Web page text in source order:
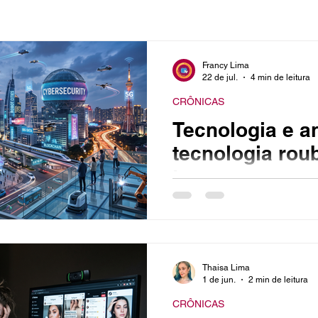
Tecnologia e
tecnologia
tempo
momentos a sós, com a família ou
constroem sites, aplicativos,
CRÔNICAS
Francy Lima
22 de jul.
4 min de leitura
CRÔNICAS
Thaisa Lima
1 de jun.
2 min de leitura